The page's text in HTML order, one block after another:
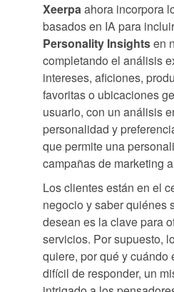
Xeerpaahora incorpora
basados en IA para
Personality Insightsen
completando el análisis
intereses, aficiones,
favoritas o ubicaciones
usuario, con un análisis
personalidad y
que permite una
campañas de marketing
Los clientes están en el
negocio y saber quiénes
desean es la clave para
servicios. Por supuesto,
quiere, por qué y cuándo
difícil de responder, un